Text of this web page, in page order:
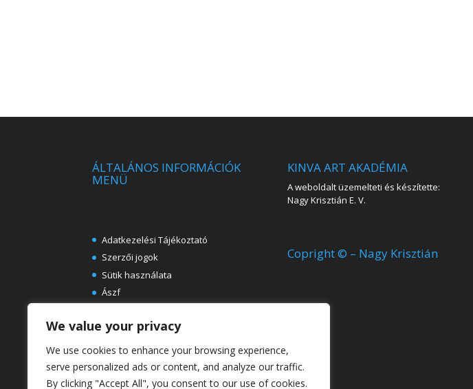
We value your privacy
We use cookies to enhance your browsing experience,
serve personalized ads or content, and analyze our traffic.
By clicking "Accept All", you consent to our use of cookies.
ÁLTALÁNOS INFORMÁCIÓK
MENÜ
Adatkezelési Tájékoztató
Szerzői jogok
Sütik használata
Ászf
Ingyenes e-könyvek festészeti
Rólunk
KINVA ART AKADÉMIA
A weboldalt üzemelteti és készítette:
Nagy Krisztián E. V.
Copright © – Nagy Krisztián